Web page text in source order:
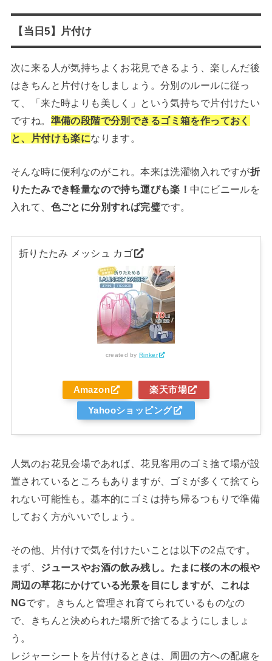
【当日5】片付け
次に来る人が気持ちよくお花見できるよう、楽しんだ後
はきちんと片付けをしましょう。分別のルールに従っ
て、「来た時よりも美しく」という気持ちで片付けたい
ですね。 準備の段階で分別できるゴミ箱を作っておく
と、片付けも楽になります。
そんな時に便利なのがこれ。本来は洗濯物入れですが折
りたたみでき軽量なので持ち運びも楽！ 中にビニールを
入れて、 色ごとに分別すれば完璧です。
折りたたみ メッシュ カゴ
created byRinker
Amazon 楽天市場
Yahooショッピング
人気のお花見会場であれば、花見客用のゴミ捨て場が設
置されているところもありますが、ゴミが多くて捨てら
れない可能性も。基本的にゴミは持ち帰るつもりで準備
しておく方がいいでしょう。
その他、片付けで気を付けたいことは以下の2点です。
まず、 ジュースやお酒の飲み残し。たまに桜の木の根や
周辺の草花にかけている光景を目にしますが、これは
NGです。きちんと管理され育てられているものなの
で、きちんと決められた場所で捨てるようにしましょ
う。
レジャーシートを片付けるときは、周囲の方への配慮を